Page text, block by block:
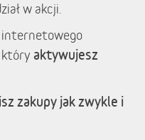
w akcji.
internetowego
który aktywujesz
zakupy jak zwykle i